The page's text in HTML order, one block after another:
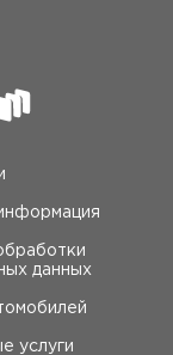
данных
услуги